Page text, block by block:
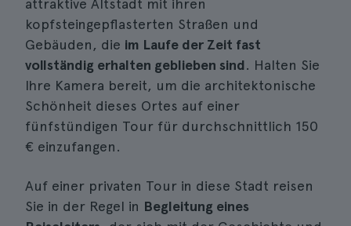
attraktive Altstadt mit ihren
kopfsteingepflasterten Straßen und
Gebäuden, die im Laufe der Zeit fast
vollständig erhalten geblieben sind. Halten Sie
Ihre Kamera bereit, um die architektonische
Schönheit dieses Ortes auf einer
fünfstündigen Tour für durchschnittlich 150
€ einzufangen.
Auf einer privaten Tour in diese Stadt reisen
Sie in der Regel in Begleitung eines